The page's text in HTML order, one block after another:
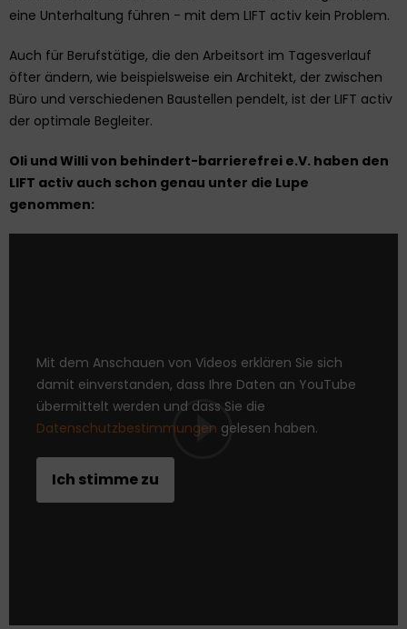
eine Unterhaltung führen - mit dem LIFT activ kein Problem.
Auch für Berufstätige, die den Arbeitsort im Tagesverlauf
öfter ändern, wie beispielsweise ein Architekt, der zwischen
Büro und verschiedenen Baustellen pendelt, ist der LIFT activ
der optimale Begleiter.
Oli und Willi von behindert-barrierefrei e.V. haben den
LIFT activ auch schon genau unter die Lupe
genommen:
Mit dem Anschauen von Videos erklären Sie sich
damit einverstanden, dass Ihre Daten an YouTube
übermittelt werden und dass Sie die
Datenschutzbestimmungen gelesen haben.